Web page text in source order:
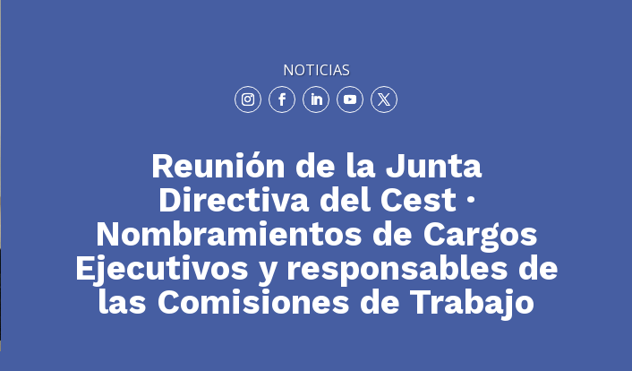
NOTICIAS
Reunión de la Junta
Directiva del Cest ·
Nombramientos de Cargos
Ejecutivos y responsables de
las Comisiones de Trabajo